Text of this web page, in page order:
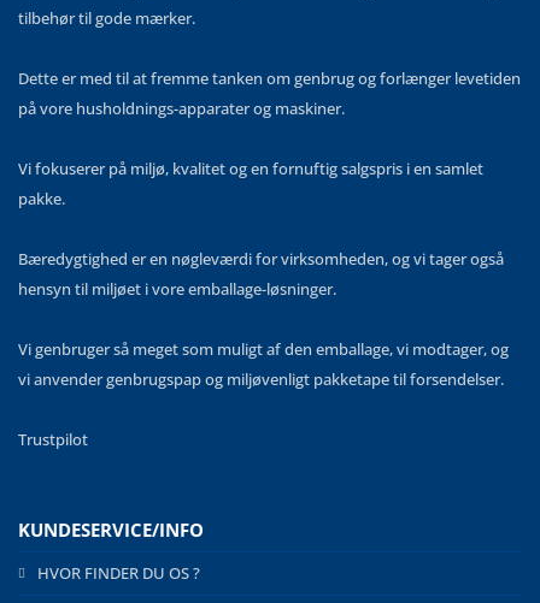
tilbehør til gode mærker.
Dette er med til at fremme tanken om genbrug og forlænger levetiden
på vore husholdnings-apparater og maskiner.
Vi fokuserer på miljø, kvalitet og en fornuftig salgspris i en samlet
pakke.
Bæredygtighed er en nøgleværdi for virksomheden, og vi tager også
hensyn til miljøet i vore emballage-løsninger.
Vi genbruger så meget som muligt af den emballage, vi modtager, og
vi anvender genbrugspap og miljøvenligt pakketape til forsendelser.
Trustpilot
KUNDESERVICE/INFO
HVOR FINDER DU OS ?